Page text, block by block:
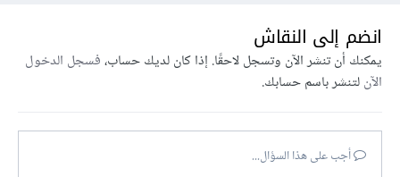
انضم إلى النقاش
يمكنك أن تنشر الآن وتسجل لاحقًا. إذا كان لديك حساب،فسجل الدخول
الآنلتنشر باسم حسابك.
أجب على هذا السؤال...